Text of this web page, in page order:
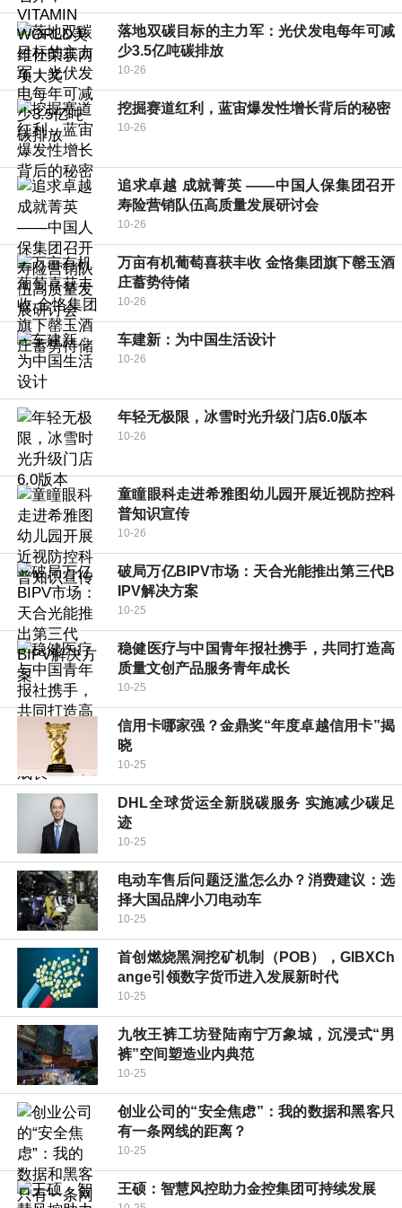
落地双碳目标的主力军：光伏发电每年可减
少3.5亿吨碳排放
10-26
挖掘赛道红利，蓝宙爆发性增长背后的秘密
10-26
追求卓越 成就菁英 ——中国人保集团召开
寿险营销队伍高质量发展研讨会
10-26
万亩有机葡萄喜获丰收 金恪集团旗下罄玉酒
庄蓄势待储
10-26
车建新：为中国生活设计
10-26
年轻无极限，冰雪时光升级门店6.0版本
10-26
童瞳眼科走进希雅图幼儿园开展近视防控科
普知识宣传
10-26
破局万亿BIPV市场：天合光能推出第三代B
IPV解决方案
10-25
稳健医疗与中国青年报社携手，共同打造高
质量文创产品服务青年成长
10-25
信用卡哪家强？金鼎奖“年度卓越信用卡”揭
晓
10-25
DHL全球货运全新脱碳服务 实施减少碳足
迹
10-25
电动车售后问题泛滥怎么办？消费建议：选
择大国品牌小刀电动车
10-25
首创燃烧黑洞挖矿机制（POB），GIBXCh
ange引领数字货币进入发展新时代
10-25
九牧王裤工坊登陆南宁万象城，沉浸式“男
裤”空间塑造业内典范
10-25
创业公司的“安全焦虑”：我的数据和黑客只
有一条网线的距离？
10-25
王硕：智慧风控助力金控集团可持续发展